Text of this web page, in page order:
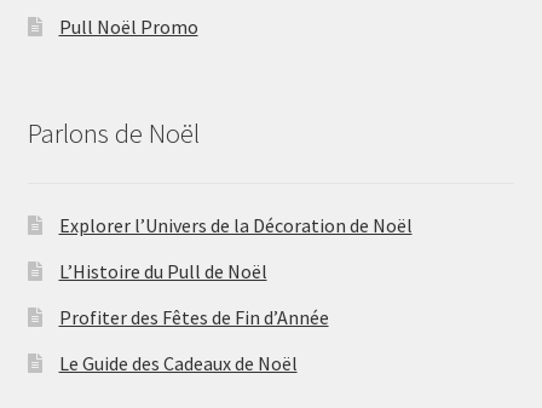
Pull Noël Promo
Parlons de Noël
Explorer l’Univers de la Décoration de Noël
L’Histoire du Pull de Noël
Profiter des Fêtes de Fin d’Année
Le Guide des Cadeaux de Noël